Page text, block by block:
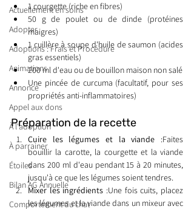
Actuellement en soins
Adopter
Adoptions : Frais et Procédure
Animations
Annonce
Appel aux dons
À l'adoption
À parrainer
Étoiles
Bilan AG Annuelle
Comportement du chat
1 courgette (riche en fibres)
50 g de poulet ou de dinde (protéines
maigres)
1 cuillère à soupe d'huile de saumon (acides
gras essentiels)
200 ml d'eau ou de bouillon maison non salé
Une pincée de curcuma (facultatif, pour ses
propriétés anti-inflammatoires)
Préparation de la recette
Cuire les légumes et la viande :Faites
bouillir la carotte, la courgette et la viande
dans 200 ml d'eau pendant 15 à 20 minutes,
jusqu'à ce que les légumes soient tendres.
Mixer les ingrédients :Une fois cuits, placez
les légumes et la viande dans un mixeur avec